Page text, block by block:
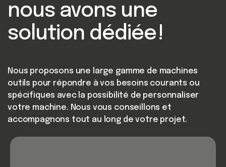
nous avons une
solution dédiée !
Nous proposons une large gamme de machines
outils pour répondre à vos besoins courants ou
spécifiques avec la possibilité de personnaliser
votre machine. Nous vous conseillons et
accompagnons tout au long de votre projet.